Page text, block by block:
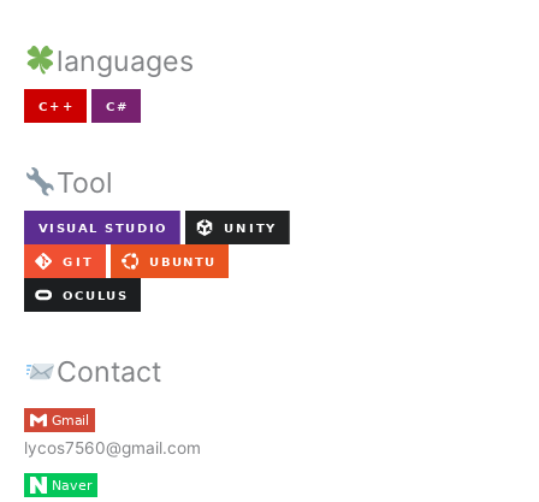
languages
Tool
Contact
lycos7560@gmail.com